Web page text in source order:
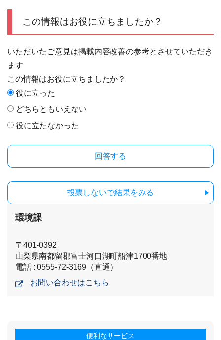
この情報はお役に立ちましたか？
いただいたご意見は掲載内容改善の参考とさせていただき
ます
この情報はお役に立ちましたか？
役に立った
どちらともいえない
役に立たなかった
投票しないで結果をみる
環境課
〒401-0392
山梨県南都留郡富士河口湖町船津1700番地
電話 : 0555-72-3169（直通）
お問い合わせはこちら
便利なサービス